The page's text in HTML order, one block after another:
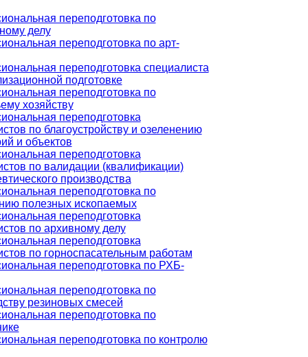
переподготовка по
делу
переподготовка по арт-
переподготовка специалиста
подготовке
переподготовка по
хозяйству
переподготовка
по благоустройству и озеленению
и объектов
переподготовка
по валидации (квалификации)
производства
переподготовка по
полезных ископаемых
переподготовка
по архивному делу
переподготовка
по горноспасательным работам
переподготовка по РХБ-
переподготовка по
резиновых смесей
переподготовка по
переподготовка по контролю